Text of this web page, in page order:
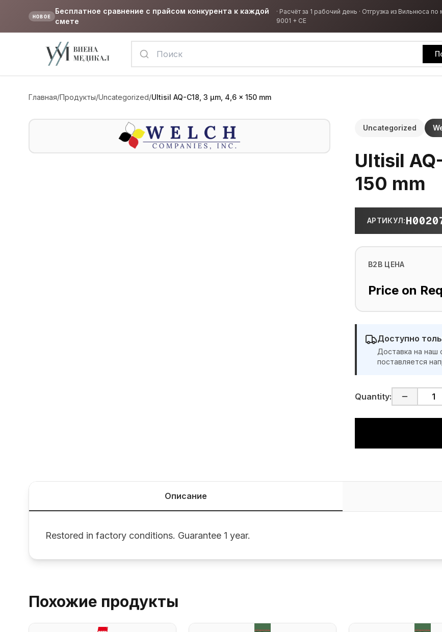
НОВОЕ
Бесплатное сравнение с прайсом конкурента к каждой
смете
· Расчёт за 1 рабочий день · Отгрузка из Вильнюса по
9001 + CE
Главная/Продукты/Uncategorized/Ultisil AQ-C18, 3 μm, 4,6 × 150 mm
Uncategorized
Ultisil
150 mm
АРТИКУЛ:
B2B ЦЕНА
Price on
Доступно
Доставка на наш
поставляется
Quantity:
Описание
Restored in factory conditions. Guarantee 1 year.
Похожие продукты